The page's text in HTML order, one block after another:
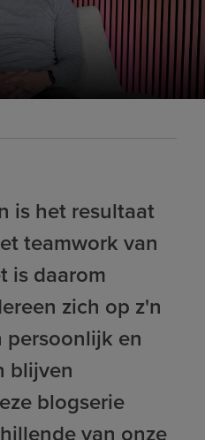
is het resultaat
teamwork van
is daarom
zich op z'n
en
blijven
blogserie
van onze